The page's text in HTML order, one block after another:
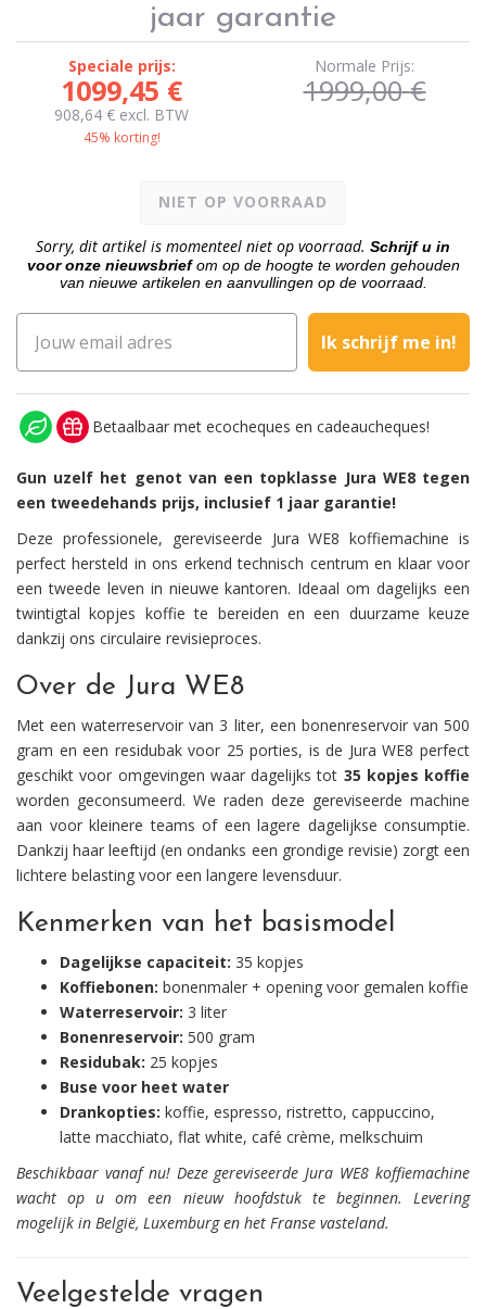
jaar garantie
Speciale prijs:
1099,45 €
908,64 € excl. BTW
45% korting!
Normale Prijs:
1999,00 €
NIET OP VOORRAAD
Sorry, dit artikel is momenteel niet op voorraad. Schrijf u in
voor onze nieuwsbriefom op de hoogte te worden gehouden
van nieuwe artikelen en aanvullingen op de voorraad.
Ik schrijf me in!
Betaalbaar met ecocheques en cadeaucheques!
Gun uzelf het genot van een topklasse Jura WE8 tegen
een tweedehands prijs, inclusief 1 jaar garantie!
Deze professionele, gereviseerde Jura WE8 koffiemachine is
perfect hersteld in ons erkend technisch centrum en klaar voor
een tweede leven in nieuwe kantoren. Ideaal om dagelijks een
twintigtal kopjes koffie te bereiden en een duurzame keuze
dankzij ons circulaire revisieproces.
Over de Jura WE8
Met een waterreservoir van 3 liter, een bonenreservoir van 500
gram en een residubak voor 25 porties, is de Jura WE8 perfect
geschikt voor omgevingen waar dagelijks tot 35 kopjes koffie
worden geconsumeerd. We raden deze gereviseerde machine
aan voor kleinere teams of een lagere dagelijkse consumptie.
Dankzij haar leeftijd (en ondanks een grondige revisie) zorgt een
lichtere belasting voor een langere levensduur.
Kenmerken van het basismodel
Dagelijkse capaciteit: 35 kopjes
Koffiebonen: bonenmaler + opening voor gemalen koffie
Waterreservoir: 3 liter
Bonenreservoir: 500 gram
Residubak: 25 kopjes
Buse voor heet water
Drankopties: koffie, espresso, ristretto, cappuccino,
latte macchiato, flat white, café crème, melkschuim
Beschikbaar vanaf nu! Deze gereviseerde Jura WE8 koffiemachine
wacht op u om een nieuw hoofdstuk te beginnen. Levering
mogelijk in België, Luxemburg en het Franse vasteland.
Veelgestelde vragen